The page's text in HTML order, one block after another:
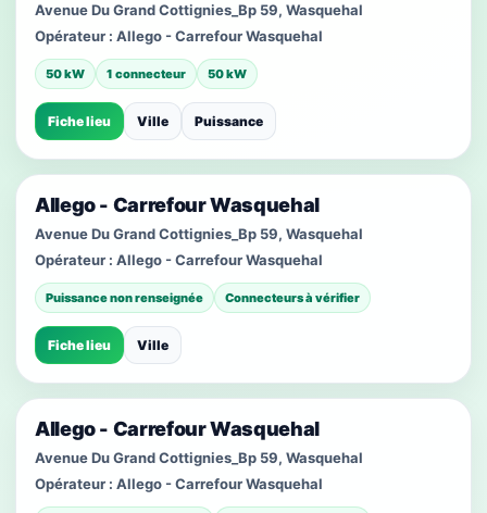
Avenue Du Grand Cottignies_Bp 59, Wasquehal
Opérateur : Allego - Carrefour Wasquehal
50 kW 1 connecteur 50 kW
Fiche lieu Ville Puissance
Allego - Carrefour Wasquehal
Avenue Du Grand Cottignies_Bp 59, Wasquehal
Opérateur : Allego - Carrefour Wasquehal
Puissance non renseignée Connecteurs à vérifier
Fiche lieu Ville
Allego - Carrefour Wasquehal
Avenue Du Grand Cottignies_Bp 59, Wasquehal
Opérateur : Allego - Carrefour Wasquehal